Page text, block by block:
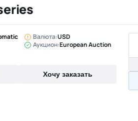
Валюта:USD
Аукцион:European Auction
Хочу заказать